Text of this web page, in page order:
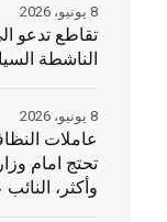
تقاطع تدعو
الناشطة
8 يونيو، 2026
عاملات
تحتج امام
وأكثر،
8 يونيو، 2026